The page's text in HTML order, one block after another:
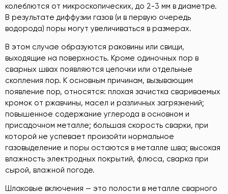
колеблются от микроскопических, до 2-3 мм в диаметре.
В результате диффузии газов (и в первую очередь
водорода) поры могут увеличиваться в размерах.
В этом случае образуются раковины или свищи,
выходящие на поверхность. Кроме одиночных пор в
сварных швах появляются цепочки или отдельные
скопления пор. К основным причинам, вызывающим
появление пор, относятся: плохая зачистка свариваемых
кромок от ржавчины, масел и различных загрязнений;
повышенное содержание углерода в основном и
присадочном металле; большая скорость сварки, при
которой не успевает произойти нормальное
газовыделение и поры остаются в металле шва; высокая
влажность электродных покрытий, флюса, сварка при
сырой, влажной погоде.
Шлаковые включения — это полости в металле сварного